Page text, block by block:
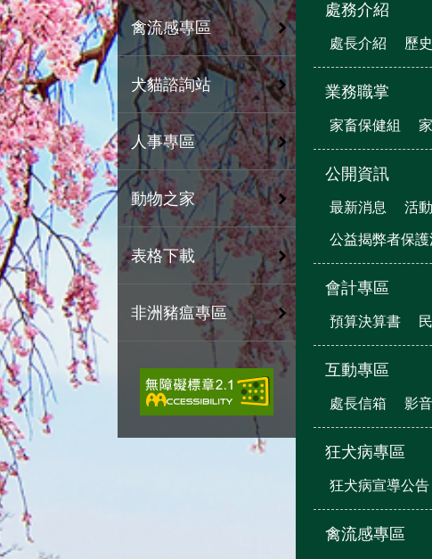
禽流感專區
犬貓諮詢站
人事專區
動物之家
表格下載
非洲豬瘟專區
處務介紹
處長介紹 歷
業務職掌
家畜保健組
公開資訊
最新消息 活
公益揭弊者保護
會計專區
預算決算書
互動專區
處長信箱 影
狂犬病專區
狂犬病宣導公告
禽流感專區